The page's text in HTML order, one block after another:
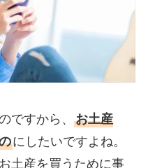
ですから、 お土産
にしたいですよね。
土産を買うために事